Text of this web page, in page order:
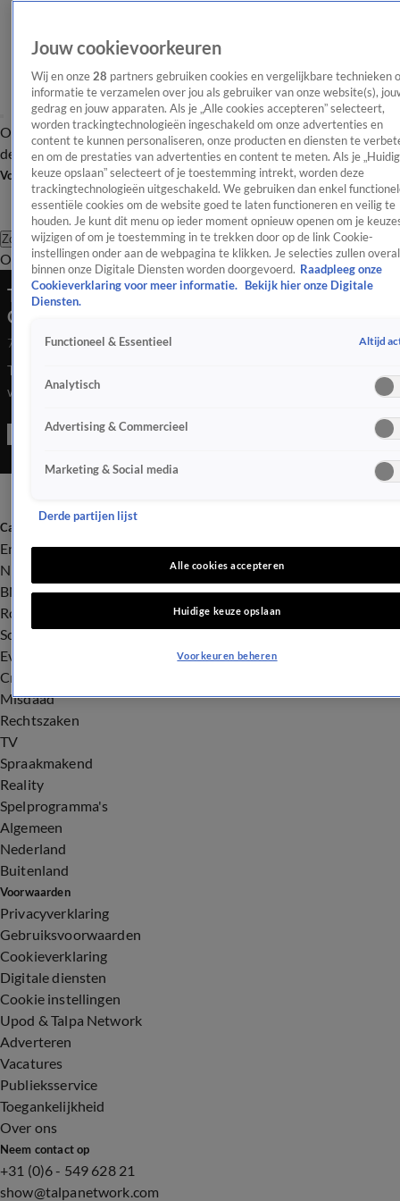
OverzichtAfleveringen Entertainment TV Algemeen
Tip
de redactieNieuwsbrief
Volg Shownieuws
Zoeken
OverzichtEntertainmentSpraakmakendRealityCrimeVideo's
Tatjana Šimić doet verslag vanuit Monaco na
Grand Prix
7 juni 2026, 23:32
Tatjana Šimić verblijft momenteel in Monaco en was daarom
wel heel dicht bij de Grand Prix! De actrice stuurde
Categorieën
Entertainment
Nieuws
BN'ers
Royalty
Songfestival
Evenementen
Crime
Misdaad
Rechtszaken
TV
Spraakmakend
Reality
Spelprogramma's
Algemeen
Nederland
Buitenland
Voorwaarden
Privacyverklaring
Gebruiksvoorwaarden
Cookieverklaring
Digitale diensten
Cookie instellingen
Upod & Talpa Network
Adverteren
Vacatures
Publieksservice
Toegankelijkheid
Over ons
Neem contact op
+31 (0)6 - 549 628 21
show@talpanetwork.com
Jouw cookievoorkeuren
Wij en onze 28 partners gebruiken cookies en vergelijkbare technieken
informatie te verzamelen over jou als gebruiker van onze website(s),
gedrag en jouw apparaten. Als je „Alle cookies accepteren” selecteert,
worden trackingtechnologieën ingeschakeld om onze advertenties en
content te kunnen personaliseren, onze producten en diensten te
en om de prestaties van advertenties en content te meten. Als je
keuze opslaan” selecteert of je toestemming intrekt, worden deze
trackingtechnologieën uitgeschakeld. We gebruiken dan enkel
essentiële cookies om de website goed te laten functioneren en veilig te
houden. Je kunt dit menu op ieder moment opnieuw openen om je
wijzigen of om je toestemming in te trekken door op de link Cookie-
instellingen onder aan de webpagina te klikken. Je selecties zullen overal
binnen onze Digitale Diensten worden doorgevoerd. Raadpleeg onze
Cookieverklaring voor meer informatie.
Bekijk hier onze Digitale
Diensten.
Functioneel & Essentieel Altijd
Analytisch
Advertising & Commercieel
Marketing & Social media
Derde partijen lijst
Alle cookies accepteren
Huidige keuze opslaan
Voorkeuren beheren